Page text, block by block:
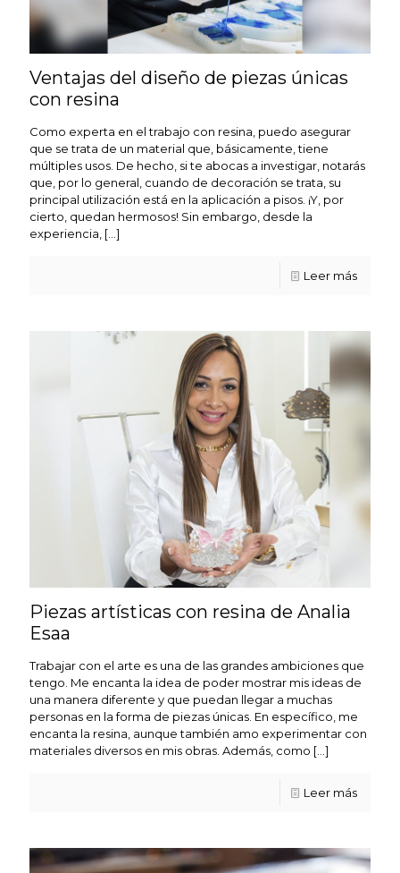
Ventajas del diseño de piezas únicas
con resina
Como experta en el trabajo con resina, puedo asegurar
que se trata de un material que, básicamente, tiene
múltiples usos. De hecho, si te abocas a investigar, notarás
que, por lo general, cuando de decoración se trata, su
principal utilización está en la aplicación a pisos. ¡Y, por
cierto, quedan hermosos! Sin embargo, desde la
experiencia, […]
Leer más
Piezas artísticas con resina de Analia
Esaa
Trabajar con el arte es una de las grandes ambiciones que
tengo. Me encanta la idea de poder mostrar mis ideas de
una manera diferente y que puedan llegar a muchas
personas en la forma de piezas únicas. En específico, me
encanta la resina, aunque también amo experimentar con
materiales diversos en mis obras. Además, como […]
Leer más